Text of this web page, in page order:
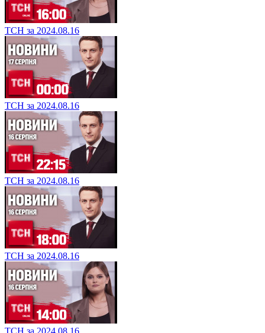
ТСН за 2024.08.16
ТСН за 2024.08.16
ТСН за 2024.08.16
ТСН за 2024.08.16
ТСН за 2024.08.16